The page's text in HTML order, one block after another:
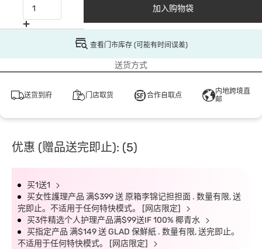
加入购物袋
查看门市库存 (可能有时间误差)
送货方式
送货到府 门店取货 合作自取点
内地跨境直
邮
优惠 (赠品送完即止): (5)
买1送1
买女性護理产品 满$399 送 原箱李锦记担担面 . 数量有限, 送
完即止。不适用于任何特快模式。 [网店限定]
买3件精选个人护理产品满$99送IF 100% 椰青水
买指定产品 满$149 送 GLAD 保鮮紙 . 数量有限, 送完即止。
不适用于任何特快模式。 [网店限定]